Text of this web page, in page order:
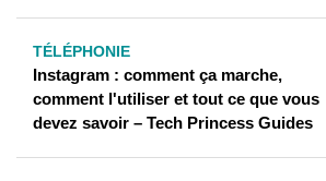
TÉLÉPHONIE
Instagram : comment ça marche,
comment l'utiliser et tout ce que vous
devez savoir – Tech Princess Guides